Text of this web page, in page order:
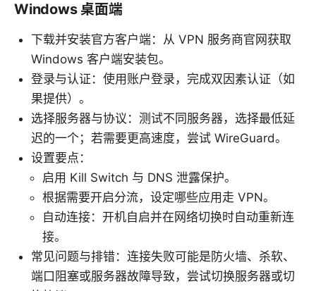
Windows 桌面端
下载并安装官方客户端：从 VPN 服务商官网获取
Windows 客户端安装包。
登录与认证：使用账户登录，完成双因素认证（如
果提供）。
选择服务器与协议：测试不同服务器，选择最低延
迟的一个；若需要更高速度，尝试 WireGuard。
设置要点：
启用 Kill Switch 与 DNS 泄露保护。
根据需要开启分流，设定哪些应用走 VPN。
自动连接：开机自启并在网络切换时自动重新连
接。
常见问题与排错：连接失败可能是防火墙、杀软、
端口阻塞或服务器故障导致，尝试切换服务器或切